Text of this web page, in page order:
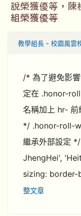
說榮獲優等，陳
組榮獲優等
教學組長 - 校園風雲
/* 為了避免影
定在 .honor-
名稱加上 hr-
*/ .honor-roll-
繼承外部設定
JhengHei',
sizing: border-
整文章